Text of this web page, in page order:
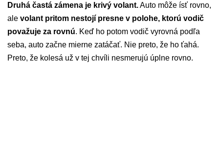
Druhá častá zámena je krivý volant.Auto môže ísť rovno,
ale volant pritom nestojí presne v polohe, ktorú vodič
považuje za rovnú. Keď ho potom vodič vyrovná podľa
seba, auto začne mierne zatáčať. Nie preto, že ho ťahá.
Preto, že kolesá už v tej chvíli nesmerujú úplne rovno.